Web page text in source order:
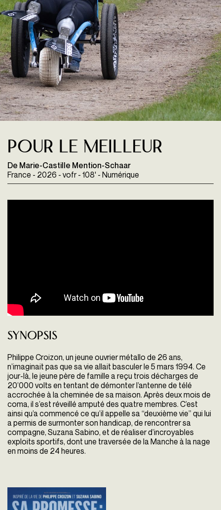
Pour le meilleur
De Marie-Castille Mention-Schaar
France - 2026 - vofr - 108' - Numérique
Synopsis
Philippe Croizon, un jeune ouvrier métallo de 26 ans,
n’imaginait pas que sa vie allait basculer le 5 mars 1994. Ce
jour-là, le jeune père de famille a reçu trois décharges de
20’000 volts en tentant de démonter l’antenne de télé
accrochée à la cheminée de sa maison. Après deux mois de
coma, il s’est réveillé amputé des quatre membres. C’est
ainsi qu’a commencé ce qu’il appelle sa “deuxième vie” qui lui
a permis de surmonter son handicap, de rencontrer sa
compagne, Suzana Sabino, et de réaliser d’incroyables
exploits sportifs, dont une traversée de la Manche à la nage
en moins de 24 heures.